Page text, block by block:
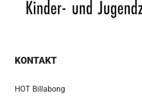
KONTAKT
HOT Billabong